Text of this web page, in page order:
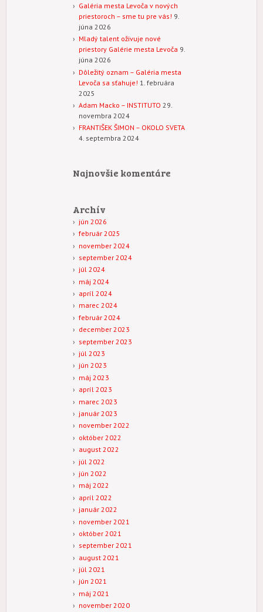
Galéria mesta Levoča v nových
priestoroch – sme tu pre vás! 9.
júna 2026
Mladý talent oživuje nové
priestory Galérie mesta Levoča 9.
júna 2026
Dôležitý oznam – Galéria mesta
Levoča sa sťahuje! 1. februára
2025
Adam Macko – INSTITUTO 29.
novembra 2024
FRANTIŠEK ŠIMON – OKOLO SVETA
4. septembra 2024
Najnovšie komentáre
Archív
jún 2026
február 2025
november 2024
september 2024
júl 2024
máj 2024
apríl 2024
marec 2024
február 2024
december 2023
september 2023
júl 2023
jún 2023
máj 2023
apríl 2023
marec 2023
január 2023
november 2022
október 2022
august 2022
júl 2022
jún 2022
máj 2022
apríl 2022
január 2022
november 2021
október 2021
september 2021
august 2021
júl 2021
jún 2021
máj 2021
november 2020